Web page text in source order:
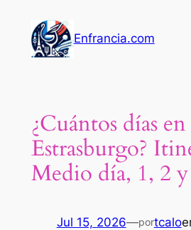
contenido
Enfrancia.com
¿Cuántos días en
Estrasburgo?
Medio día, 1, 2 y
Jul 15, 2026—portcalo